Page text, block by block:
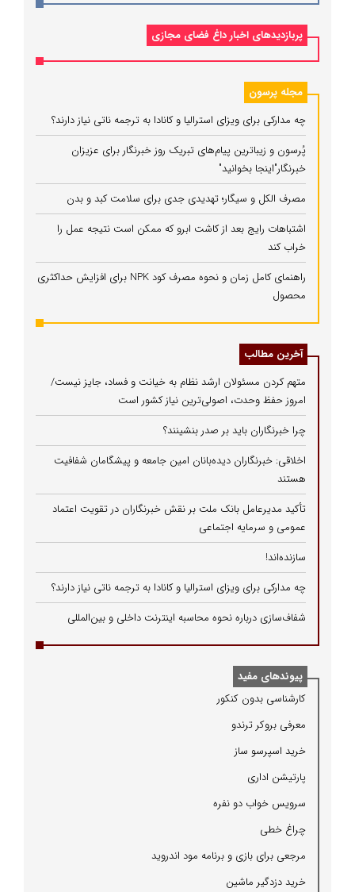
پربازدیدهای اخبار داغ فضای مجازی
مجله پرسون
چه مدارکی برای ویزای استرالیا و کانادا به ترجمه ناتی نیاز دارند؟
پُرسون و زیباترین پیام‌های تبریک روز خبرنگار برای عزیزان
خبرنگار"اینجا بخوانید"
مصرف الکل و سیگار؛ تهدیدی جدی برای سلامت کبد و بدن
اشتباهات رایج بعد از کاشت ابرو که ممکن است نتیجه عمل را
خراب کند
راهنمای کامل زمان و نحوه مصرف کود NPK برای افزایش حداکثری
محصول
آخرین مطالب
متهم کردن مسئولان ارشد نظام به خیانت و فساد، جایز نیست/
امروز حفظ وحدت، اصولی‌ترین نیاز کشور است
چرا خبرنگاران باید بر صدر بنشینند؟
اخلاقی: خبرنگاران دیده‌بانان امین جامعه و پیشگامان شفافیت
هستند
تأکید مدیرعامل بانک ملت بر نقش خبرنگاران در تقویت اعتماد
عمومی و سرمایه اجتماعی
سازنده‌اند!
چه مدارکی برای ویزای استرالیا و کانادا به ترجمه ناتی نیاز دارند؟
شفاف‌سازی درباره نحوه محاسبه اینترنت داخلی و بین‌المللی
پیوندهای مفید
كارشناسی بدون كنكور
معرفی بروكر ترندو
خرید اسپرسو ساز
پارتیشن اداری
سرویس خواب دو نفره
چراغ خطی
مرجعی برای بازی و برنامه مود اندروید
خرید دزدگیر ماشین